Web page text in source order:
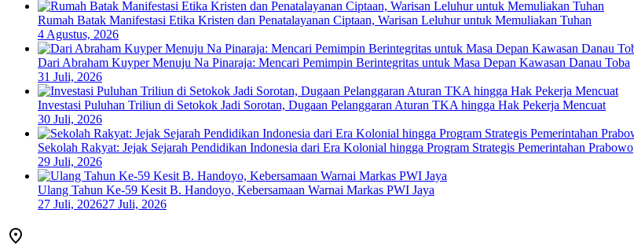
Rumah Batak Manifestasi Etika Kristen dan Penatalayanan Ciptaan, Warisan Leluhur untuk Memuliakan Tuhan
4 Agustus, 2026
Dari Abraham Kuyper Menuju Na Pinaraja: Mencari Pemimpin Berintegritas untuk Masa Depan Kawasan Danau Toba
31 Juli, 2026
Investasi Puluhan Triliun di Setokok Jadi Sorotan, Dugaan Pelanggaran Aturan TKA hingga Hak Pekerja Mencuat
30 Juli, 2026
Sekolah Rakyat: Jejak Sejarah Pendidikan Indonesia dari Era Kolonial hingga Program Strategis Pemerintahan Prabowo
29 Juli, 2026
Ulang Tahun Ke-59 Kesit B. Handoyo, Kebersamaan Warnai Markas PWI Jaya
27 Juli, 202627 Juli, 2026